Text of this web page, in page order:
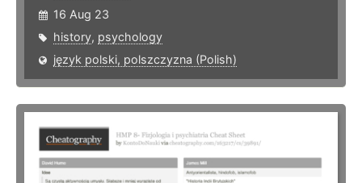
16 Aug 23
history, psychology
język polski, polszczyzna (Polish)